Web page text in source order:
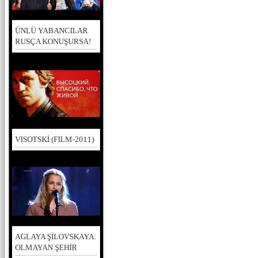
ÜNLÜ YABANCILAR
RUSÇA KONUŞURSA!
VISOTSKİ (FILM-2011)
AGLAYA ŞİLOVSKAYA:
OLMAYAN ŞEHİR